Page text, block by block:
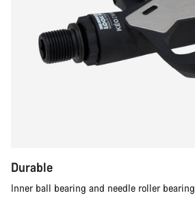
Durable
Inner ball bearing and needle roller bearing